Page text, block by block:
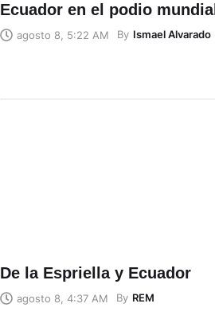
Ecuador en el podio mundial
agosto 8, 5:22 AM By Ismael Alvarado
De la Espriella y Ecuador
agosto 8, 4:37 AM By REM